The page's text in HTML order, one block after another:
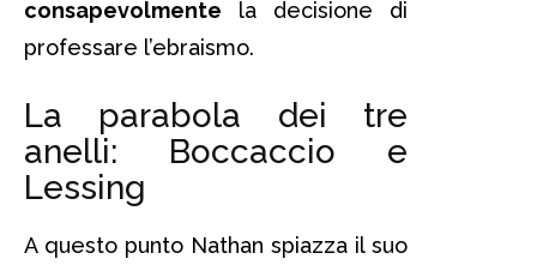
consapevolmente la decisione di
professare l’ebraismo.
La parabola dei tre
anelli: Boccaccio e
Lessing
A questo punto Nathan spiazza il suo